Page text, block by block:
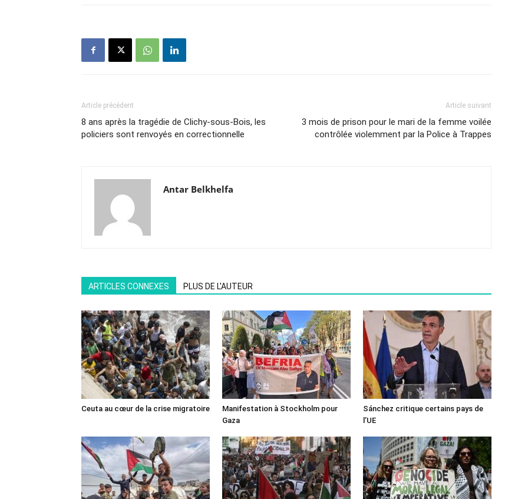
Article précédent
8 ans après la tragédie de Clichy-sous-Bois, les
policiers sont renvoyés en correctionnelle
Article suivant
3 mois de prison pour le mari de la femme voilée
contrôlée violemment par la Police à Trappes
Antar Belkhelfa
ARTICLES CONNEXES PLUS DE L'AUTEUR
Ceuta au cœur de la crise migratoire
Manifestation à Stockholm pour
Gaza
Sánchez critique certains pays de
l’UE